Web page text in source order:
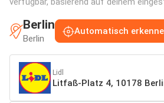
Berlin
Berlin
Automatisch
Lidl
Litfaß-Platz 4, 10178